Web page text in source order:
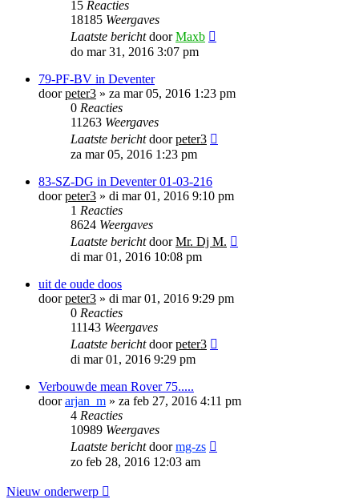
15 Reacties
18185 Weergaves
Laatste berichtdoorMaxb
do mar 31, 2016 3:07 pm
79-PF-BV in Deventer
doorpeter3 » za mar 05, 2016 1:23 pm
0 Reacties
11263 Weergaves
Laatste berichtdoorpeter3
za mar 05, 2016 1:23 pm
83-SZ-DG in Deventer 01-03-216
doorpeter3 » di mar 01, 2016 9:10 pm
1 Reacties
8624 Weergaves
Laatste berichtdoorMr. Dj M.
di mar 01, 2016 10:08 pm
uit de oude doos
doorpeter3 » di mar 01, 2016 9:29 pm
0 Reacties
11143 Weergaves
Laatste berichtdoorpeter3
di mar 01, 2016 9:29 pm
Verbouwde mean Rover 75.....
doorarjan_m » za feb 27, 2016 4:11 pm
4 Reacties
10989 Weergaves
Laatste berichtdoormg-zs
zo feb 28, 2016 12:03 am
Nieuw onderwerp